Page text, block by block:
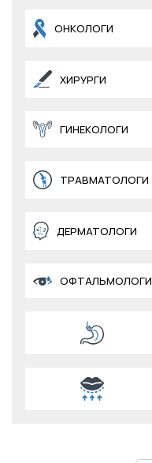
ОНКОЛОГИ
ХИРУРГИ
ГИНЕКОЛОГИ
ТРАВМАТОЛОГИ
ДЕРМАТОЛОГИ
ОФТАЛЬМОЛОГИ